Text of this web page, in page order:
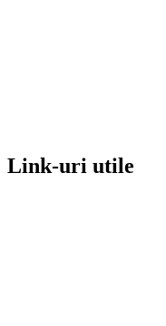
Link-uri utile